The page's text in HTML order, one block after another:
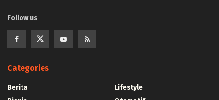
Follow us
Categories
Berita
Lifestyle